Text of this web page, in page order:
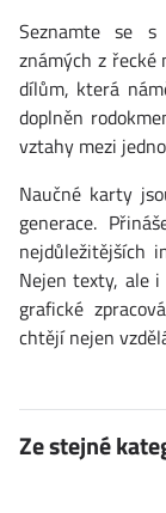
Seznamte se s
známých z řecké
dílům, která
doplněn
vztahy mezi
Naučné karty
generace.
nejdůležitějších
Nejen texty, ale
grafické
chtějí nejen
Ze stejné